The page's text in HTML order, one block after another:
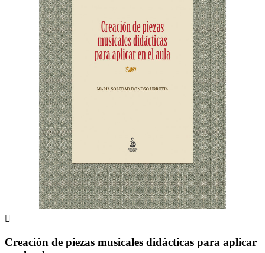

Creación de piezas musicales didácticas para aplicar